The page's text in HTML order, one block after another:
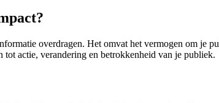
overdragen. Het omvat het vermogen om
tot actie, verandering en betrokkenheid van je publiek.